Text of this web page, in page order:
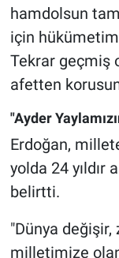
hamdolsun
için
Tekrar geçmiş
afetten
"Ayder
Erdoğan,
yolda 24
belirtti.
"Dünya
milletimize